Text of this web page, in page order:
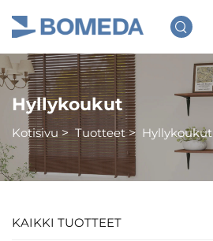
Hyllykoukut
Kotisivu>Tuotteet> Hyllykoukut
KAIKKI TUOTTEET